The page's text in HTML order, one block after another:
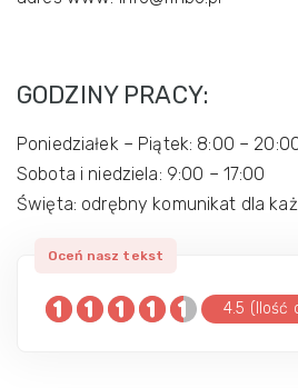
GODZINY PRACY:
Poniedziałek – Piątek: 8:00 –
Sobota i niedziela: 9:00 – 17:00
Święta: odrębny komunikat dla
4.5 (Ilość